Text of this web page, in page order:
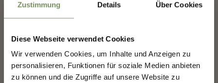
Zustimmung Details Über Cookies
Diese Webseite verwendet Cookies
Wir verwenden Cookies, um Inhalte und Anzeigen zu
personalisieren, Funktionen für soziale Medien anbieten
zu können und die Zugriffe auf unsere Website zu
MERANS ZUKUNFT
GESTALTEN — GEMEINSAM.